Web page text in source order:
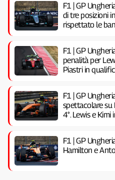
F1 | GP
di tre posizioni
rispettato le
F1 | GP
penalità per
Piastri in
F1 | GP
spettacolare su
4°. Lewis e Kimi
F1 | GP
Hamilton e